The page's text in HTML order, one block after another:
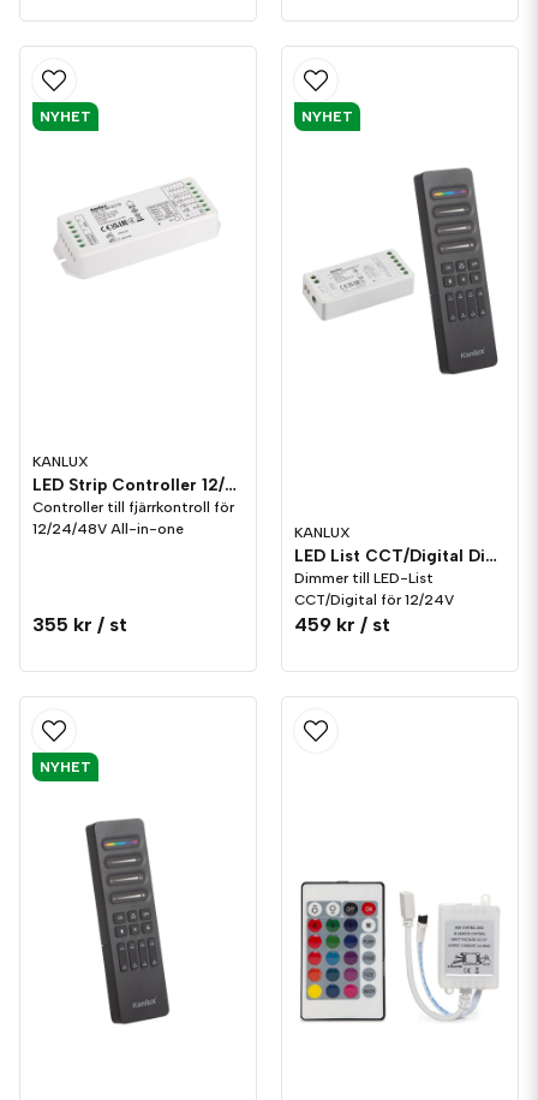
KANLUX
LED Strip Controller 12/24/48V All-in-one
Controller till fjärrkontroll för
12/24/48V All-in-one
355 kr / st
NYHET
KANLUX
LED List CCT/Digital Dimmer med Fjärrkontroll 12/24V
Dimmer till LED-List
CCT/Digital för 12/24V
459 kr / st
NYHET
NYHET